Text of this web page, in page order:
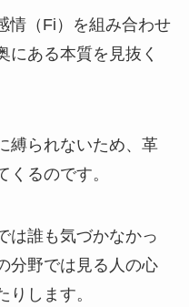
情（Fi）を組み合わせ
にある本質を見抜く
縛られないため、革
るのです。
は誰も気づかなかっ
分野では見る人の心
りします。